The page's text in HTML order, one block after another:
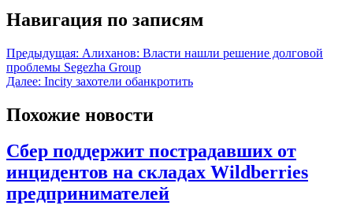
Навигация по записям
Предыдущая: Алиханов: Власти нашли решение долговой
проблемы Segezha Group
Далее: Incity захотели обанкротить
Похожие новости
Сбер поддержит пострадавших от
инцидентов на складах Wildberries
предпринимателей